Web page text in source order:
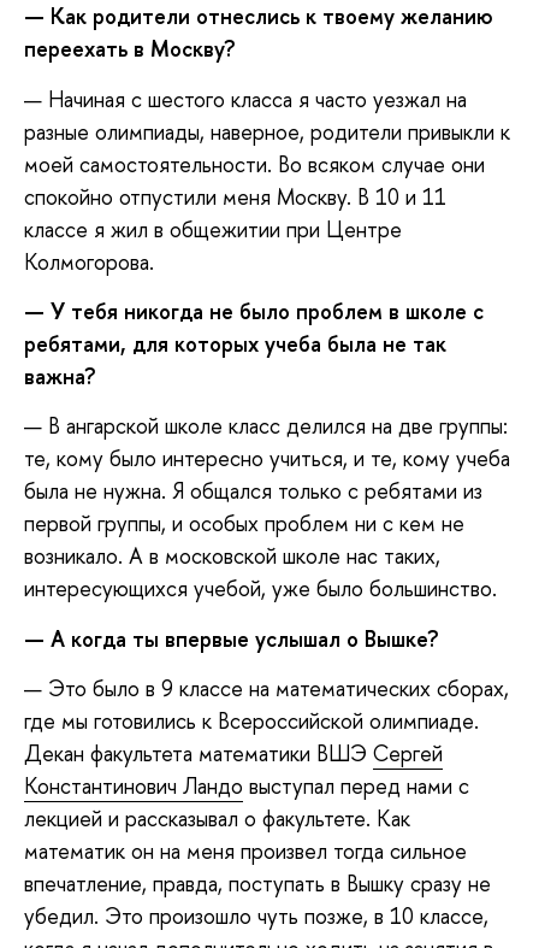
— Как родители отнеслись к твоему желанию
переехать в Москву?
— Начиная с шестого класса я часто уезжал на
разные олимпиады, наверное, родители привыкли к
моей самостоятельности. Во всяком случае они
спокойно отпустили меня Москву. В 10 и 11
классе я жил в общежитии при Центре
Колмогорова.
— У тебя никогда не было проблем в школе с
ребятами, для которых учеба была не так
важна?
— В ангарской школе класс делился на две группы:
те, кому было интересно учиться, и те, кому учеба
была не нужна. Я общался только с ребятами из
первой группы, и особых проблем ни с кем не
возникало. А в московской школе нас таких,
интересующихся учебой, уже было большинство.
— А когда ты впервые услышал о Вышке?
— Это было в 9 классе на математических сборах,
где мы готовились к Всероссийской олимпиаде.
Декан факультета математики ВШЭ Сергей
Константинович Ландо выступал перед нами с
лекцией и рассказывал о факультете. Как
математик он на меня произвел тогда сильное
впечатление, правда, поступать в Вышку сразу не
убедил. Это произошло чуть позже, в 10 классе,